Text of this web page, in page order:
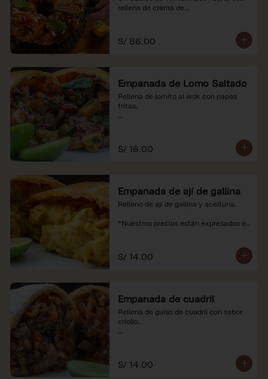
rellena de crema de
*Nuestros precios están expresados en
soles e incluyen impuestos de ley y
S/ 86.00
Empanada de Lomo Saltado
Rellena de lomito al wok con papas
fritas.
S/ 16.00
Empanada de ají de gallina
Relleno de ají de gallina y aceituna.
*Nuestros precios están expresados en
S/ 14.00
Empanada de cuadril
Rellena de guiso de cuadril con sabor
criollo.
S/ 14.00